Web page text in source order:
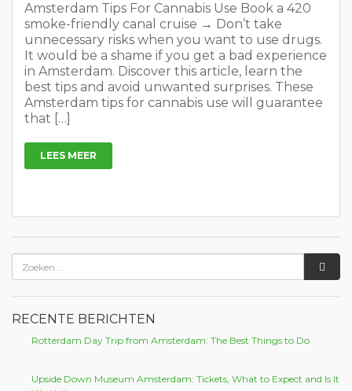
Amsterdam Tips For Cannabis Use Book a 420
smoke-friendly canal cruise → Don’t take
unnecessary risks when you want to use drugs.
It would be a shame if you get a bad experience
in Amsterdam. Discover this article, learn the
best tips and avoid unwanted surprises. These
Amsterdam tips for cannabis use will guarantee
that […]
LEES MEER
RECENTE BERICHTEN
Rotterdam Day Trip from Amsterdam: The Best Things to Do
Upside Down Museum Amsterdam: Tickets, What to Expect and Is It